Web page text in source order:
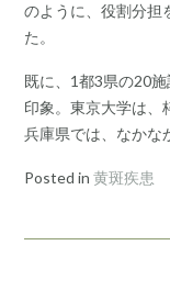
のように、役割分担
た。
既に、1都3県の20
印象。東京大学は、
兵庫県では、なかな
Posted in 黄斑疾患